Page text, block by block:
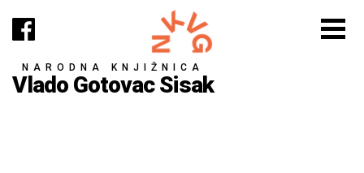
NARODNA KNJIŽNICA
Vlado Gotovac Sisak